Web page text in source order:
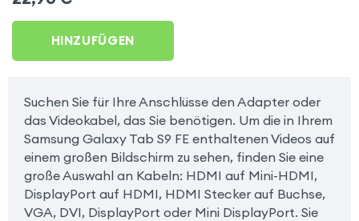
S9 FE
HINZUFÜGEN
Suchen Sie für Ihre Anschlüsse den Adapter oder
das Videokabel, das Sie benötigen. Um die in Ihrem
Samsung Galaxy Tab S9 FE enthaltenen Videos auf
einem großen Bildschirm zu sehen, finden Sie eine
große Auswahl an Kabeln: HDMI auf Mini-HDMI,
DisplayPort auf HDMI, HDMI Stecker auf Buchse,
VGA, DVI, DisplayPort oder Mini DisplayPort. Sie